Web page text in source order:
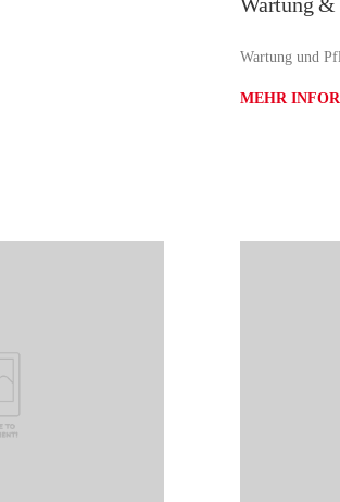
Wartung &
Wartung und
MEHR